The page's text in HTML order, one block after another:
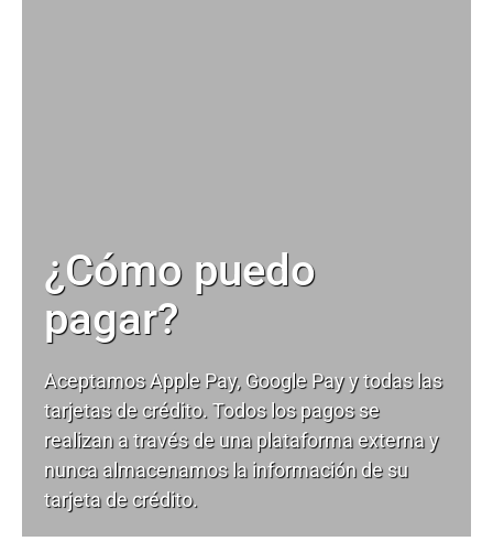
¿Cómo puedo
pagar?
Aceptamos Apple Pay, Google Pay y todas las
tarjetas de crédito. Todos los pagos se
realizan a través de una plataforma externa y
nunca almacenamos la información de su
tarjeta de crédito.